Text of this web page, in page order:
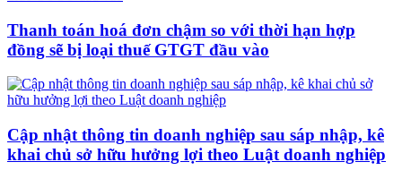
Thanh toán hoá đơn chậm so với thời hạn hợp
đồng sẽ bị loại thuế GTGT đầu vào
Cập nhật thông tin doanh nghiệp sau sáp nhập, kê
khai chủ sở hữu hưởng lợi theo Luật doanh nghiệp